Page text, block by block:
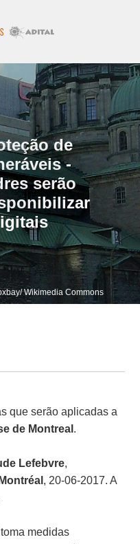
de
-
serão
Wikimedia Commons
que serão aplicadas a
de Montreal .
Lefebvre,
, 20-06-2017. A
toma medidas